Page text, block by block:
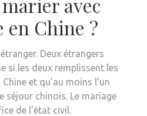
en Chine ?
Deux étrangers
si les deux remplissent les
et qu’au moins l’un
séjour chinois. Le mariage
de l’état civil.